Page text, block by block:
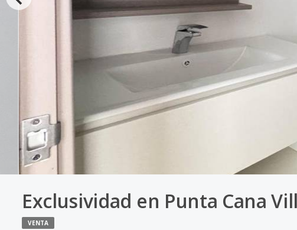
Exclusividad en Punta Cana
VENTA